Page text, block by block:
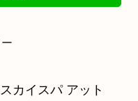
カイスパ アット